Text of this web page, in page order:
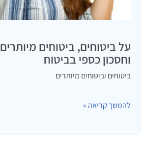
על ביטוחים, ביטוחים מיותרים
וחסכון כספי בביטוח
ביטוחים וביטוחים מיותרים
להמשך קריאה »